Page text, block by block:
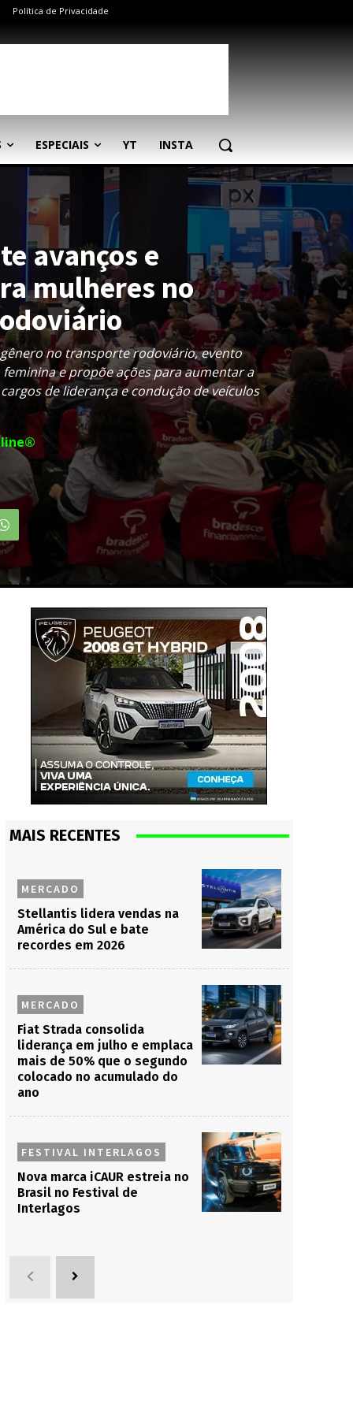
Política de Privacidade
ESPECIAIS YT INSTA
avanços e
mulheres no
no transporte rodoviário, evento
e propõe ações para aumentar a
de liderança e condução de veículos
MAIS RECENTES
MERCADO
Stellantis lidera vendas na
América do Sul e bate
recordes em 2026
MERCADO
Fiat Strada consolida
liderança em julho e emplaca
mais de 50% que o segundo
colocado no acumulado do
ano
FESTIVAL INTERLAGOS
Nova marca iCAUR estreia no
Brasil no Festival de
Interlagos